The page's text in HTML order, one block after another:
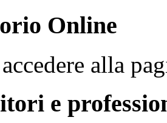
Online
alla
e